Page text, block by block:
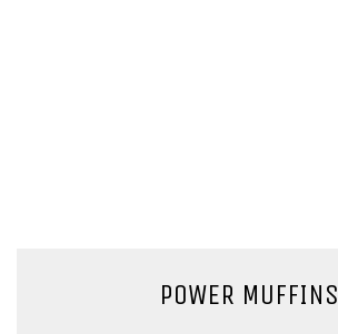
POWER MUFFINS